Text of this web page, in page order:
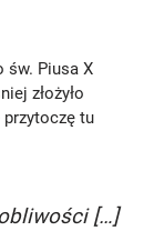
św. Piusa X
złożyło
tu
[…]